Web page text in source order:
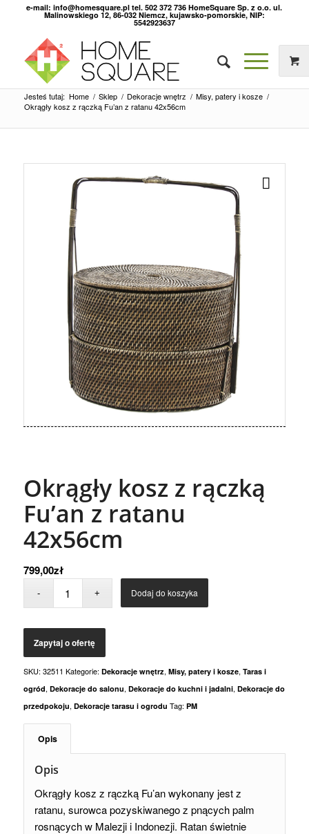
e-mail: info@homesquare.pl tel. 502 372 736 HomeSquare Sp. z o.o. ul.
Malinowskiego 12, 86-032 Niemcz, kujawsko-pomorskie, NIP:
5542923637
Jesteś tutaj: Home / Sklep / Dekoracje wnętrz / Misy, patery i kosze /
Okrągły kosz z rączką Fu’an z ratanu 42x56cm
Okrągły kosz z rączką
Fu’an z ratanu
42x56cm
799,00zł
Dodaj do koszyka
SKU: 32511 Kategorie: Dekoracje wnętrz, Misy, patery i kosze, Taras i
ogród, Dekoracje do salonu, Dekoracje do kuchni i jadalni, Dekoracje do
przedpokoju, Dekoracje tarasu i ogrodu Tag: PM
Opis
Opis
Okrągły kosz z rączką Fu’an wykonany jest z
ratanu, surowca pozyskiwanego z pnących palm
rosnących w Malezji i Indonezji. Ratan świetnie